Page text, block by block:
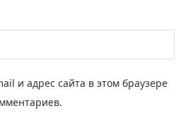
и адрес сайта в этом браузере